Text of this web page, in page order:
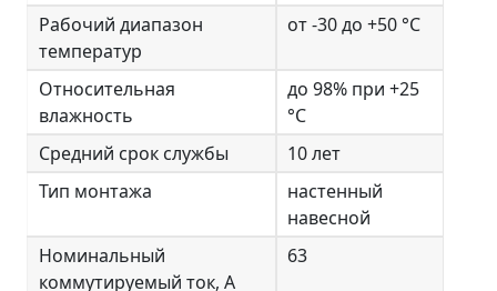
Рабочий диапазон
температур
от -30 до +50 °C
Относительная
влажность
до 98% при +25
°C
Средний срок службы
10 лет
Тип монтажа
настенный
навесной
Номинальный
коммутируемый ток, А
63